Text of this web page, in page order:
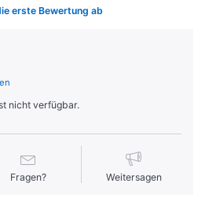
erste Bewertung ab
nicht verfügbar.
Fragen? Weitersagen